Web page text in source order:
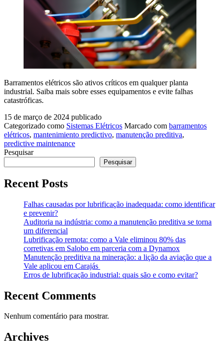
Barramentos elétricos são ativos críticos em qualquer planta
industrial. Saiba mais sobre esses equipamentos e evite falhas
catastróficas.
15 de março de 2024 publicado
Categorizado como Sistemas Elétricos Marcado com barramentos
elétricos, mantenimiento predictivo, manutenção preditiva,
predictive maintenance
Pesquisar
Pesquisar
Recent Posts
Falhas causadas por lubrificação inadequada: como identificar
e prevenir?
Auditoria na indústria: como a manutenção preditiva se torna
um diferencial
Lubrificação remota: como a Vale eliminou 80% das
corretivas em Salobo em parceria com a Dynamox
Manutenção preditiva na mineração: a lição da aviação que a
Vale aplicou em Carajás
Erros de lubrificação industrial: quais são e como evitar?
Recent Comments
Nenhum comentário para mostrar.
Archives